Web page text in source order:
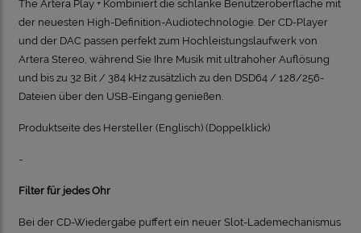
The Artera Play + Kombiniert die schlanke Benutzeroberfläche mit
der neuesten High-Definition-Audiotechnologie. Der CD-Player
und der DAC passen perfekt zum Hochleistungslaufwerk von
Artera Stereo, während Sie Ihre Musik mit ultrahoher Auflösung
und bis zu 32 Bit / 384 kHz zusätzlich zu den DSD64 / 128/256-
Dateien über den USB-Eingang genießen.
Produktseite des Hersteller (Englisch)(Doppelklick)
-
Filter für jedes Ohr
Bei der CD-Wiedergabe puffert ein neuer Slot-Lademechanismus